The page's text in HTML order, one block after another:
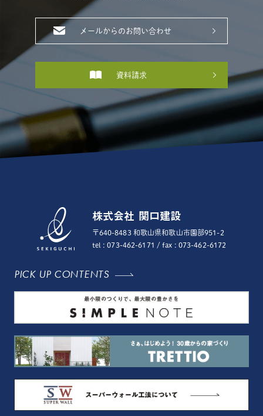
メールからのお問い合わせ
資料請求
株式会社 関口建設
〒640-8483 和歌山県和歌山市園部951-2
tel : 073-462-6171 / fax : 073-462-6172
PICK UP CONTENTS